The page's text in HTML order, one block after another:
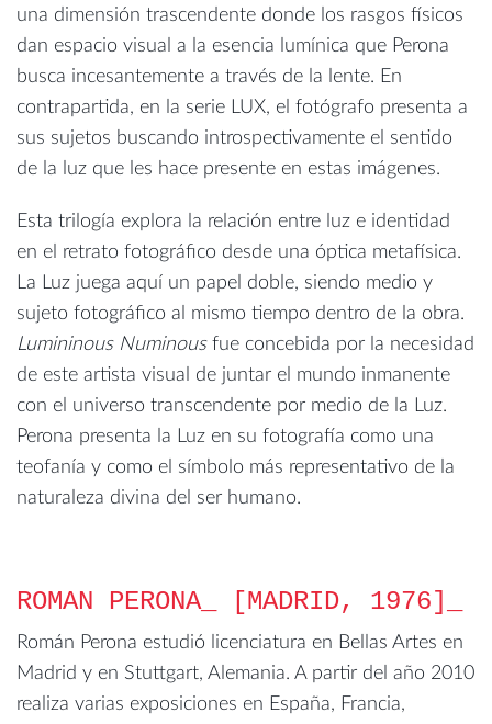
una dimensión trascendente donde los rasgos físicos
dan espacio visual a la esencia lumínica que Perona
busca incesantemente a través de la lente. En
contrapartida, en la serie LUX, el fotógrafo presenta a
sus sujetos buscando introspectivamente el sentido
de la luz que les hace presente en estas imágenes.
Esta trilogía explora la relación entre luz e identidad
en el retrato fotográfico desde una óptica metafísica.
La Luz juega aquí un papel doble, siendo medio y
sujeto fotográfico al mismo tiempo dentro de la obra.
Lumininous Numinous fue concebida por la necesidad
de este artista visual de juntar el mundo inmanente
con el universo transcendente por medio de la Luz.
Perona presenta la Luz en su fotografía como una
teofanía y como el símbolo más representativo de la
naturaleza divina del ser humano.
ROMAN PERONA_ [MADRID, 1976]
Román Perona estudió licenciatura en Bellas Artes en
Madrid y en Stuttgart, Alemania. A partir del año 2010
realiza varias exposiciones en España, Francia,